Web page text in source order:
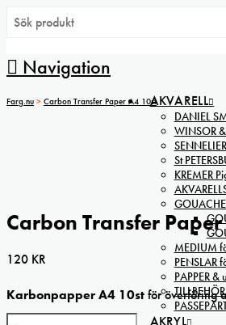
Navigation
AKVARELL
DANIEL
WINSOR
St
KREMER
MEDIUM
PENSLAR
PAPPER
AKRYL
Farg.nu > Carbon Transfer Paper A4 10st
Carbon Transfer
120 KR
Karbonpapper A4 10stför överföring